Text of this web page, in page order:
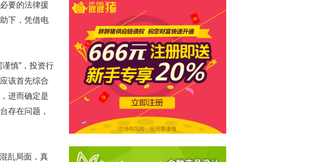
要的法律援
下，凭借电
慎”，投资行
该首先综合
进而确定是
存在问题，
乱局面，真